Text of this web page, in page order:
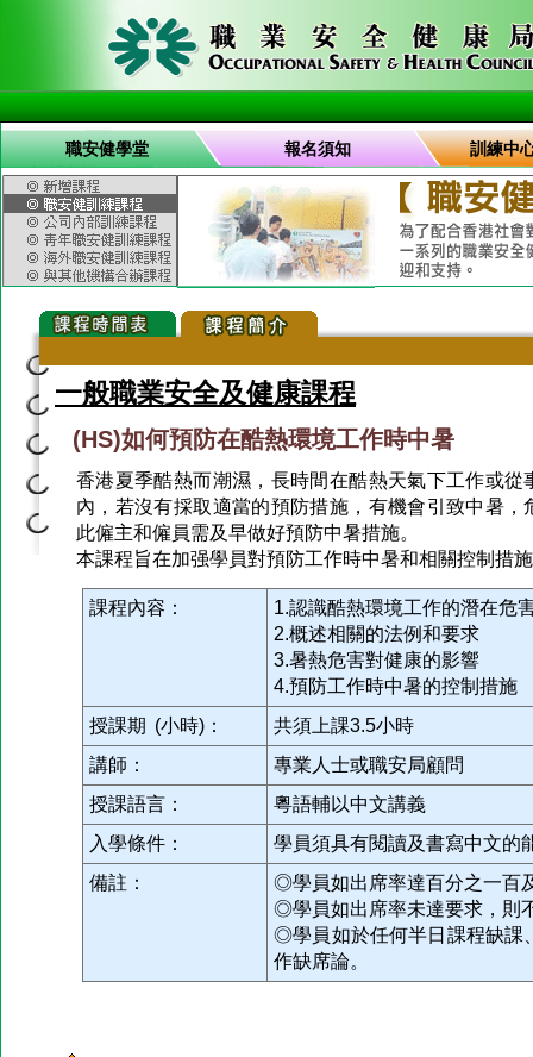
職安健學堂 報名須知 訓練中
一般職業安全及健康課程
(HS)如何預防在酷熱環境工作時中暑
香港夏季酷熱而潮濕，長時間在酷熱天氣下工作或
內，若沒有採取適當的預防措施，有機會引致中暑
此僱主和僱員需及早做好預防中暑措施。
本課程旨在加强學員對預防工作時中暑和相關控制措
課程內容：
1.認識酷熱環境工作的潛在危
2.概述相關的法例和要求
3.暑熱危害對健康的影響
4.預防工作時中暑的控制措施
授課期 (小時)：
共須上課3.5小時
講師：
專業人士或職安局顧問
授課語言：
粵語輔以中文講義
入學條件：
學員須具有閱讀及書寫中文的
備註：
◎學員如出席率達百分之一百
◎學員如出席率未達要求，則
◎學員如於任何半日課程缺課
作缺席論。